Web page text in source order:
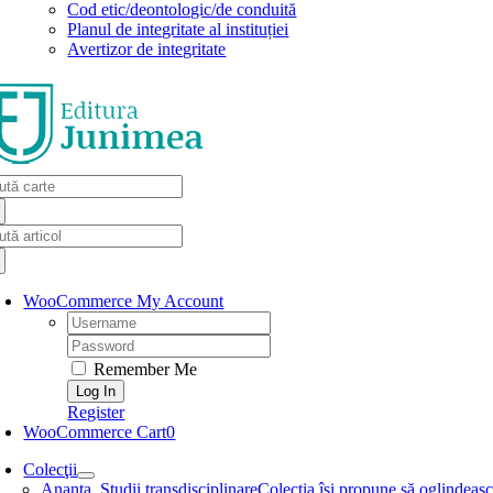
Cod etic/deontologic/de conduită
Planul de integritate al instituției
Avertizor de integritate
WooCommerce My Account
Username:
Password:
Remember Me
Register
WooCommerce Cart0
Colecţii
Ananta. Studii transdisciplinareColecţia își propune să